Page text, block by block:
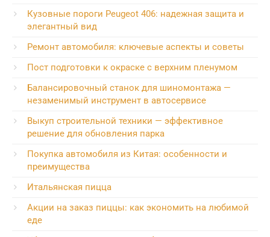
Кузовные пороги Peugeot 406: надежная защита и
элегантный вид
Ремонт автомобиля: ключевые аспекты и советы
Пост подготовки к окраске с верхним пленумом
Балансировочный станок для шиномонтажа —
незаменимый инструмент в автосервисе
Выкуп строительной техники — эффективное
решение для обновления парка
Покупка автомобиля из Китая: особенности и
преимущества
Итальянская пицца
Акции на заказ пиццы: как экономить на любимой
еде